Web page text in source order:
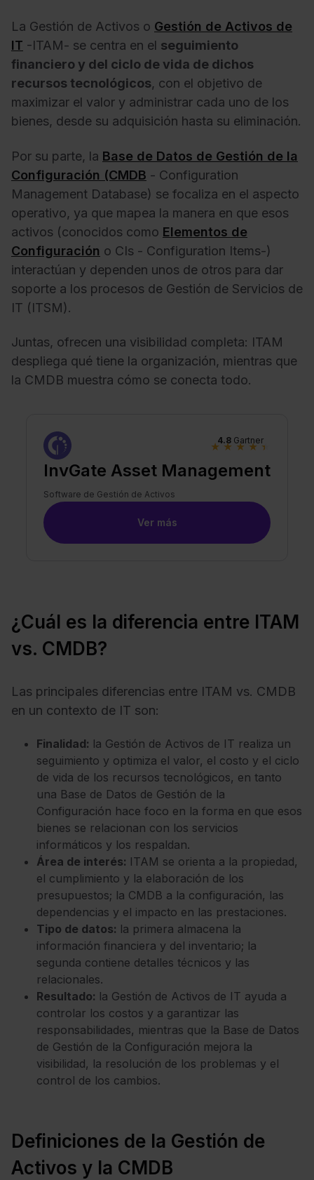
La Gestión de Activos o Gestión de Activos de
IT -ITAM- se centra en el seguimiento
financiero y del ciclo de vida de dichos
recursos tecnológicos, con el objetivo de
maximizar el valor y administrar cada uno de los
bienes, desde su adquisición hasta su eliminación.
Por su parte, la Base de Datos de Gestión de la
Configuración (CMDB - Configuration
Management Database) se focaliza en el aspecto
operativo, ya que mapea la manera en que esos
activos (conocidos como Elementos de
Configuración o CIs - Configuration Items-)
interactúan y dependen unos de otros para dar
soporte a los procesos de Gestión de Servicios de
IT (ITSM).
Juntas, ofrecen una visibilidad completa: ITAM
despliega qué tiene la organización, mientras que
la CMDB muestra cómo se conecta todo.
InvGate Asset Management
Software de Gestión de Activos
4.8 Gartner
★ ★ ★ ★ ★
Ver más
¿Cuál es la diferencia entre ITAM
vs. CMDB?
Las principales diferencias entre ITAM vs. CMDB
en un contexto de IT son:
Finalidad: la Gestión de Activos de IT realiza un
seguimiento y optimiza el valor, el costo y el ciclo
de vida de los recursos tecnológicos, en tanto
una Base de Datos de Gestión de la
Configuración hace foco en la forma en que esos
bienes se relacionan con los servicios
informáticos y los respaldan.
Área de interés: ITAM se orienta a la propiedad,
el cumplimiento y la elaboración de los
presupuestos; la CMDB a la configuración, las
dependencias y el impacto en las prestaciones.
Tipo de datos: la primera almacena la
información financiera y del inventario; la
segunda contiene detalles técnicos y las
relacionales.
Resultado: la Gestión de Activos de IT ayuda a
controlar los costos y a garantizar las
responsabilidades, mientras que la Base de Datos
de Gestión de la Configuración mejora la
visibilidad, la resolución de los problemas y el
control de los cambios.
Definiciones de la Gestión de
Activos y la CMDB